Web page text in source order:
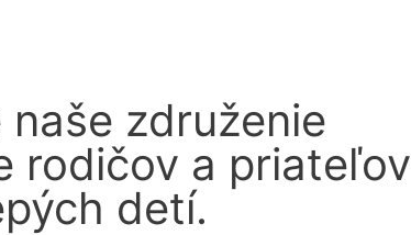
združenie
rodičov a priateľov
detí.